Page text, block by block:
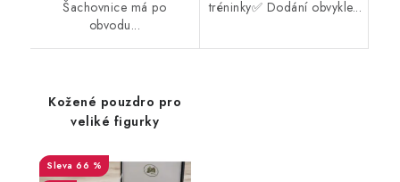
Šachovnice má po
obvodu...
tréninky✅ Dodání obvykle...
Kožené pouzdro pro
veliké figurky
66 %